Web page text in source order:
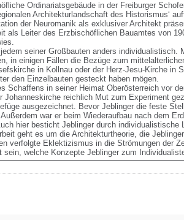
Ordinariatsgebäude in der Freiburger
Architekturlandschaft des Historismus‘
der Neuromanik als exklusiver Architekt
als Leiter des Erzbischöflichen Bauamtes von
seiner Großbauten anders
in einigen Fällen die Bezüge zum
in Kollnau oder der Herz-Jesu-Kirche in
den Einzelbauten gesteckt haben mögen.
Schaffens in seiner Heimat Oberösterreich vor
Johanneskirche reichlich Mut zum Experiment
ausgezeichnet. Bevor Jeblinger die feste
war er beim Wiederaufbau nach dem
hier besticht Jeblinger durch
geht es um die Architekturtheorie, die
verfolgte Eklektizismus in die Strömungen der
sein, welche Konzepte Jeblinger zum